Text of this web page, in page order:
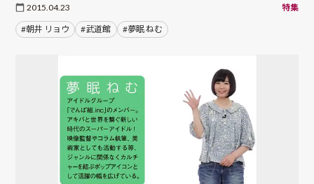
2015.04.23 特集
#朝井 リョウ #武道館 #夢眠 ねむ